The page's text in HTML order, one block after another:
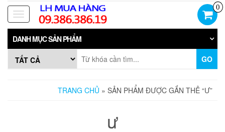
Skip
the
content
Toggle
navigation
0
DANH MỤC SẢN PHẨM
GO
TRANG CHỦ » SẢN PHẨM ĐƯỢC GẮN THẺ “Ư”
ư